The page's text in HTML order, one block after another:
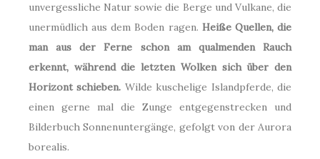
unvergessliche Natur sowie die Berge und Vulkane, die
unermüdlich aus dem Boden ragen. Heiße Quellen, die
man aus der Ferne schon am qualmenden Rauch
erkennt, während die letzten Wolken sich über den
Horizont schieben. Wilde kuschelige Islandpferde, die
einen gerne mal die Zunge entgegenstrecken und
Bilderbuch Sonnenuntergänge, gefolgt von der Aurora
borealis.